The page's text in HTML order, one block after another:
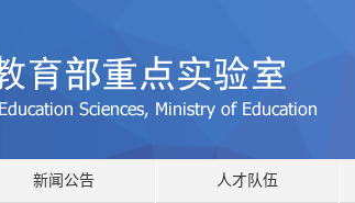
新闻公告 人才队伍